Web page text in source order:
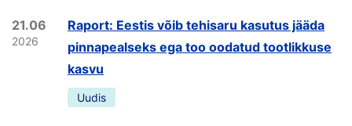
21.06
2026
Raport: Eestis võib tehisaru kasutus jääda
pinnapealseks ega too oodatud tootlikkuse
kasvu
Uudis